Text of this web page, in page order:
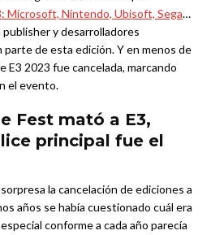
Microsoft, Nintendo, Ubisoft, Sega…
y desarrolladores
parte de esta edición. Y en menos de
E3 2023 fue cancelada, marcando
el evento.
Fest mató a E3,
principal fue el
la cancelación de ediciones a
años se había cuestionado cuál era
conforme a cada año parecía